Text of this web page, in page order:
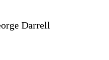
Darrell